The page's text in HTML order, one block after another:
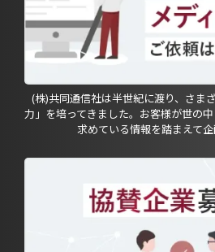
(株)共同通信社は半世紀に渡り、さま
力」を培ってきました。お客様が世の
求めている情報を踏まえて企